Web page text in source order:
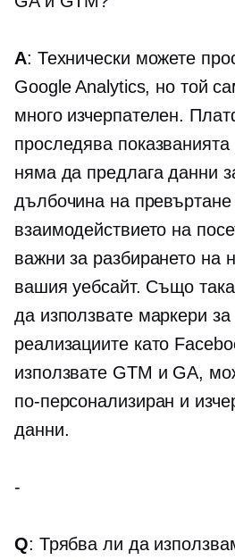
A: Технически можете
Google Analytics, но той
много изчерпателен.
проследява
няма да предлага данни
дълбочина на
взаимодействието на
важни за разбирането на
вашия уебсайт. Също
да използвате маркери
реализациите като
използвате GTM и GA,
по-персонализиран и
данни.
-
Q: Трябва ли да